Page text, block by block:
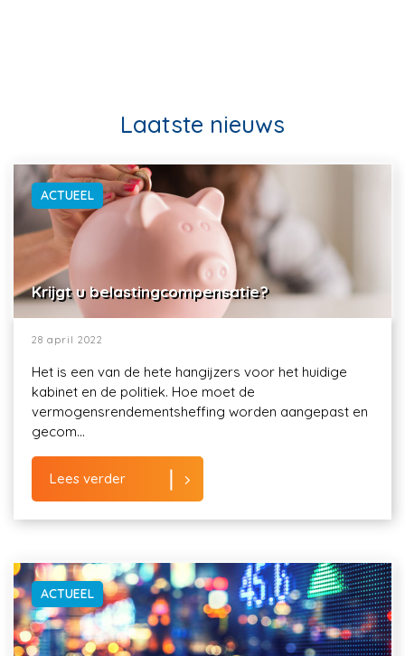
Laatste nieuws
ACTUEEL
Krijgt u belastingcompensatie?
28 april 2022
Het is een van de hete hangijzers voor het huidige
kabinet en de politiek. Hoe moet de
vermogensrendementsheffing worden aangepast en
gecom...
Lees verder
ACTUEEL